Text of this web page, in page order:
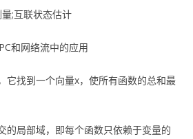
;互联状态估计
和网络流中的应用
它找到一个向量x，使所有函数的总和最
的局部域，即每个函数只依赖于变量的